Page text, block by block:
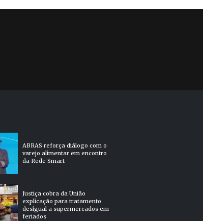
ABRAS reforça diálogo com o
varejo alimentar em encontro
da Rede Smart
Justiça cobra da União
explicação para tratamento
desigual a supermercados em
feriados